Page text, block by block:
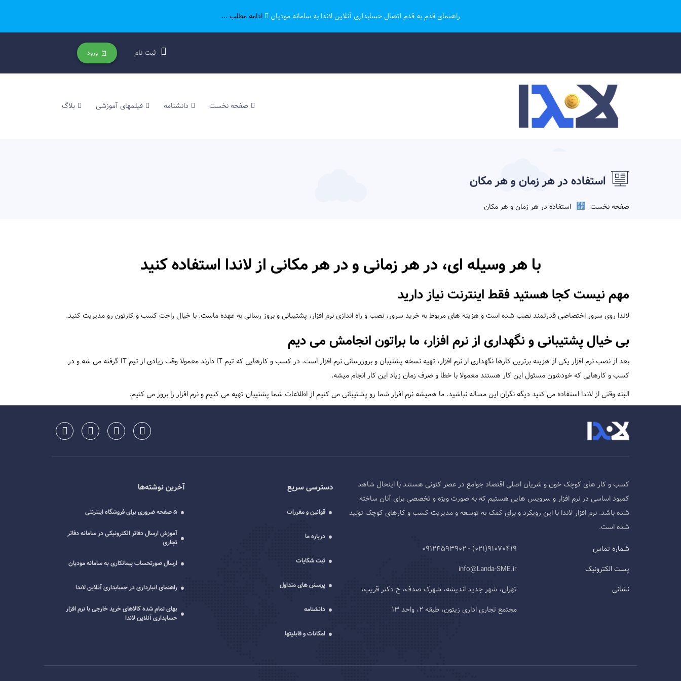
راهنمای قدم به قدم اتصال حسابداری آنلاین لاندا به سامانه مودیان ادامه مطلب ...
ثبت نام ورود
صفحه نخست دانشنامه فیلمهای آموزشی بلاگ
استفاده در هر زمان و هر مکان
صفحه نخست استفاده در هر زمان و هر مکان
با هر وسیله ای، در هر زمانی و در هر مکانی از لاندا استفاده کنید
مهم نیست کجا هستید فقط اینترنت نیاز دارید
لاندا روی سرور اختصاصی قدرتمند نصب شده است و هزینه های مربوط به خرید سرور، نصب و راه اندازی نرم افزار، پشتیبانی و بروز رسانی به عهده ماست. با خیال راحت کسب و کارتون رو مدیریت کنید.
بی خیال پشتیبانی و نگهداری از نرم افزار، ما براتون انجامش می دیم
بعد از نصب نرم افزار یکی از هزینه برترین کارها نگهداری از نرم افزار، تهیه نسخه پشتیبان و بروزرسانی نرم افزار است. در کسب و کارهایی که تیم IT دارند معمولا وقت زیادی از تیم IT گرفته می شه و در
کسب و کارهایی که خودشون مسئول این کار هستند معمولا با خطا و صرف زمان زیاد این کار انجام میشه.
البته وقتی از لاندا استفاده می کنید دیگه نگران این مساله نباشید. ما همیشه نرم افزار شما رو پشتیبانی می کنیم از اطلاعات شما پشتیبان تهیه می کنیم و نرم افزار را بروز می کنیم.
کسب و کار های کوچک خون و شریان اصلی اقتصاد جوامع در عصر کنونی هستند با اینحال شاهد
کمبود اساسی در نرم افزار و سرویس هایی هستیم که به صورت ویژه و تخصصی برای آنان ساخته
شده باشد. نرم افزار لاندا با این رویکرد و برای کمک به توسعه و مدیریت کسب و کارهای کوچک تولید
شده است.
شماره تماس
91070419(021) - 09124593902
پست الکترونیک
info@Landa-SME.ir
نشانی
تهران، شهر جدید اندیشه، شهرک صدف، خ دکتر قریب،
مجتمع تجاری اداری زیتون، طبقه 2، واحد 13
دسترسی سریع
قوانین و مقررات
درباره ما
ثبت شکایات
پرسش های متداول
دانشنامه
امکانات و قابلیتها
آخرین نوشته‌ها
5 صفحه ضروری برای فروشگاه اینترنتی
آموزش ارسال دفاتر الکترونیکی در سامانه دفاتر
تجاری
ارسال صورتحساب پیمانکاری به سامانه مودیان
راهنمای انبارداری در حسابداری آنلاین لاندا
بهای تمام شده کالاهای خرید خارجی با نرم افزار
حسابداری آنلاین لاندا